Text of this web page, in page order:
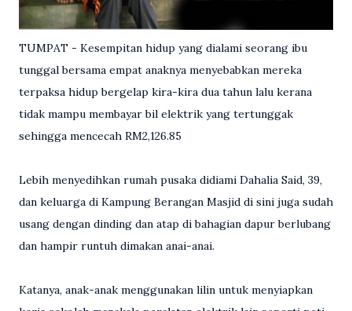
TUMPAT - Kesempitan hidup yang dialami seorang ibu
tunggal bersama empat anaknya menyebabkan mereka
terpaksa hidup bergelap kira-kira dua tahun lalu kerana
tidak mampu membayar bil elektrik yang tertunggak
sehingga mencecah RM2,126.85
Lebih menyedihkan rumah pusaka didiami Dahalia Said, 39,
dan keluarga di Kampung Berangan Masjid di sini juga sudah
usang dengan dinding dan atap di bahagian dapur berlubang
dan hampir runtuh dimakan anai-anai.
Katanya, anak-anak menggunakan lilin untuk menyiapkan